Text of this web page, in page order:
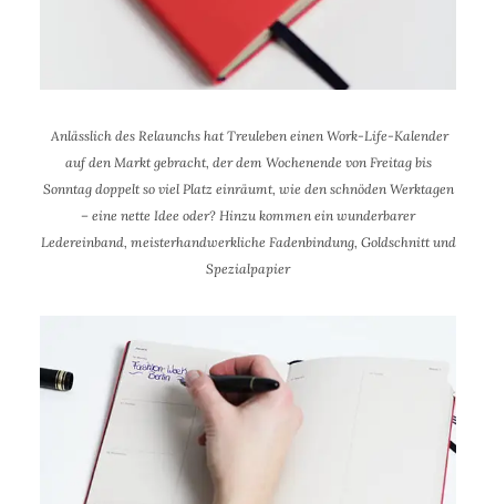
Anlässlich des Relaunchs hat Treuleben einen Work-Life-Kalender
auf den Markt gebracht, der dem Wochenende von Freitag bis
Sonntag doppelt so viel Platz einräumt, wie den schnöden Werktagen
– eine nette Idee oder? Hinzu kommen ein wunderbarer
Ledereinband, meisterhandwerkliche Fadenbindung, Goldschnitt und
Spezialpapier